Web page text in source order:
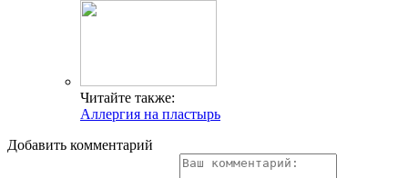
Читайте также:
Аллергия на пластырь
Добавить комментарий